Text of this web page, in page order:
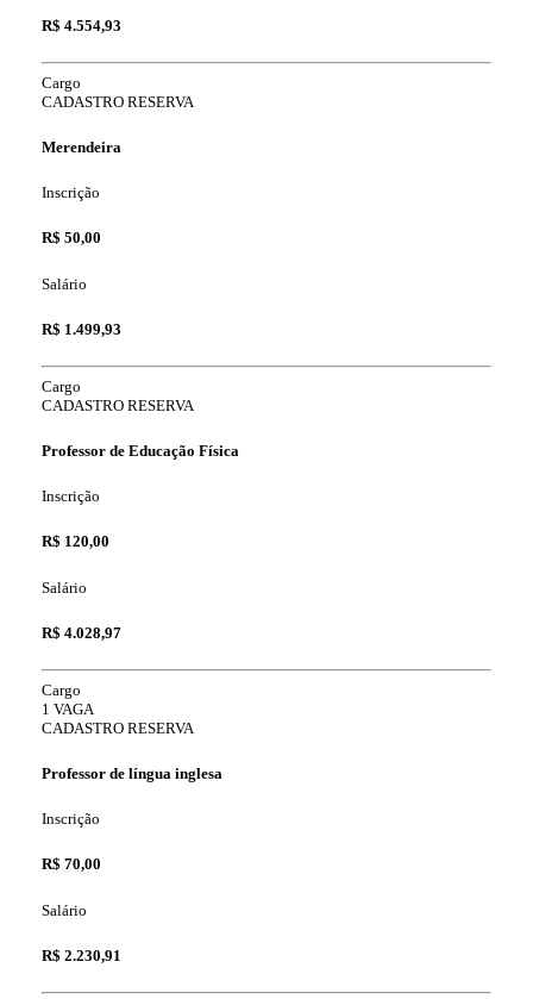
R$ 4.554,93
Cargo
CADASTRO RESERVA
Merendeira
Inscrição
R$ 50,00
Salário
R$ 1.499,93
Cargo
CADASTRO RESERVA
Professor de Educação Física
Inscrição
R$ 120,00
Salário
R$ 4.028,97
Cargo
1 VAGA
CADASTRO RESERVA
Professor de língua inglesa
Inscrição
R$ 70,00
Salário
R$ 2.230,91